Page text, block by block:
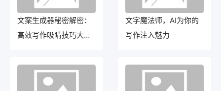
文案生成器秘密解密：
高效写作吸睛技巧大揭
文字魔法师，AI为你的
写作注入魅力